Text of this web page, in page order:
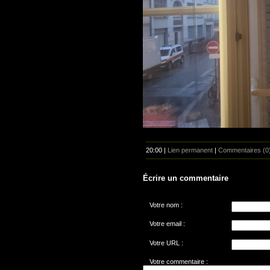
20:00 | Lien permanent Commentaires
Écrire un commentaire
Votre nom :
Votre email :
Votre URL :
Votre commentaire :